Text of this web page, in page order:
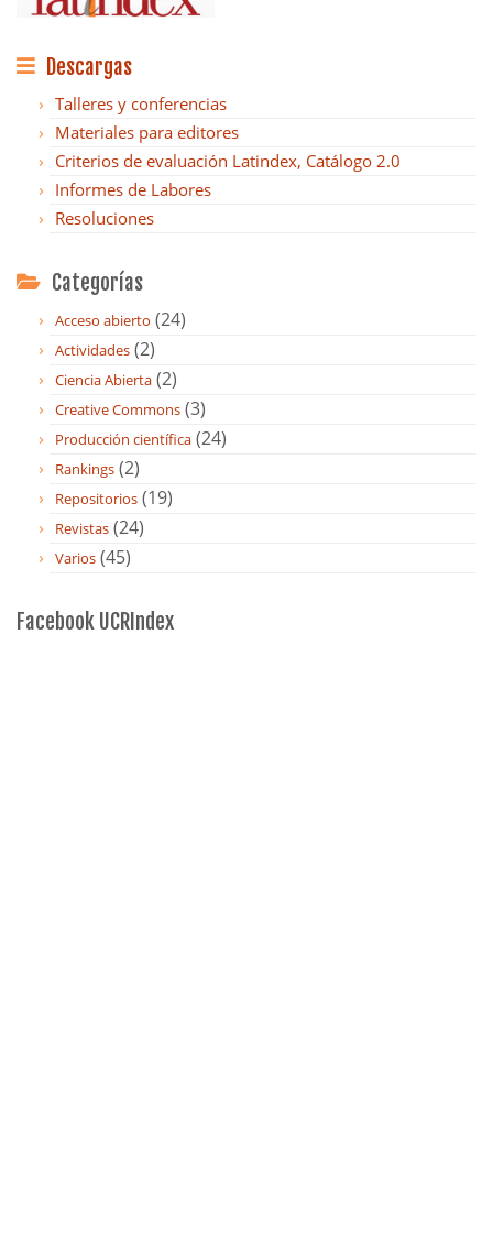
Descargas
Talleres y conferencias
Materiales para editores
Criterios de evaluación Latindex, Catálogo 2.0
Informes de Labores
Resoluciones
Categorías
Acceso abierto (24)
Actividades (2)
Ciencia Abierta (2)
Creative Commons (3)
Producción científica (24)
Rankings (2)
Repositorios (19)
Revistas (24)
Varios (45)
Facebook UCRIndex